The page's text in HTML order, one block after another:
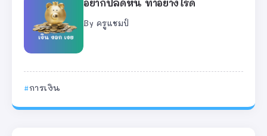
อยากปลดหนี้ ทำอย่างไรดี
By ครูแชมป์
การเงิน